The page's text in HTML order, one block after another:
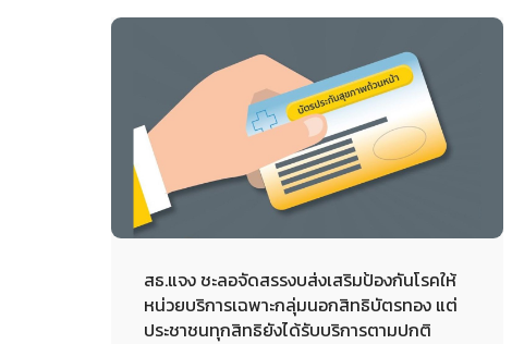
สธ.แจง ชะลอจัดสรรงบส่งเสริมป้องกันโรคให้
หน่วยบริการเฉพาะกลุ่มนอกสิทธิบัตรทอง แต่
ประชาชนทุกสิทธิยังได้รับบริการตามปกติ